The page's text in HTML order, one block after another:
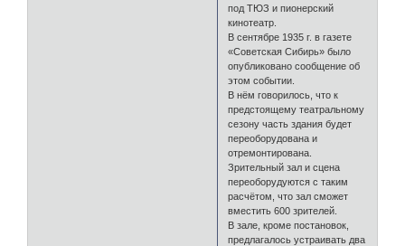
под ТЮЗ и пионерский
кинотеатр.
В сентябре 1935 г. в газете
«Советская Сибирь» было
опубликовано сообщение об
этом событии.
В нём говорилось, что к
предстоящему театральному
сезону часть здания будет
переоборудована и
отремонтирована.
Зрительный зал и сцена
переоборудуются с таким
расчётом, что зал сможет
вместить 600 зрителей.
В зале, кроме постановок,
предлагалось устраивать два